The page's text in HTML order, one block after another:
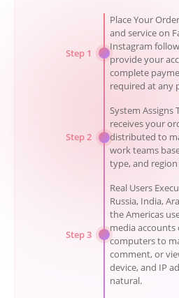
Step 1
Place Your
and service on
Instagram
provide your
complete
required at any
Step 2
System Assigns
receives your
distributed to
work teams
type, and
Step 3
Real Users
Russia, India,
the Americas
media
computers to
comment, or
device, and IP
natural.